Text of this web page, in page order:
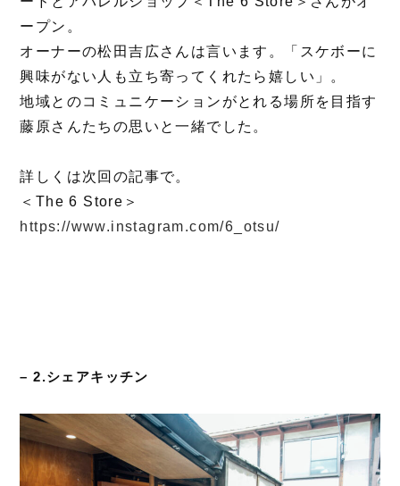
ープン。
オーナーの松田吉広さんは言います。「スケボーに
興味がない人も立ち寄ってくれたら嬉しい」。
地域とのコミュニケーションがとれる場所を目指す
藤原さんたちの思いと一緒でした。
詳しくは次回の記事で。
＜The 6 Store＞
https://www.instagram.com/6_otsu/
– 2.シェアキッチン